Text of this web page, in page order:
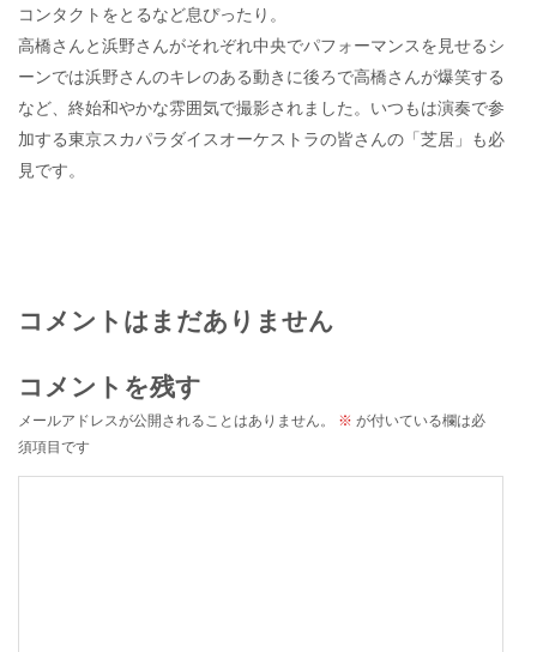
コンタクトをとるなど息ぴったり。
高橋さんと浜野さんがそれぞれ中央でパフォーマンスを見せるシ
ーンでは浜野さんのキレのある動きに後ろで高橋さんが爆笑する
など、終始和やかな雰囲気で撮影されました。いつもは演奏で参
加する東京スカパラダイスオーケストラの皆さんの「芝居」も必
見です。
コメントはまだありません
コメントを残す
メールアドレスが公開されることはありません。 ※ が付いている欄は必
須項目です